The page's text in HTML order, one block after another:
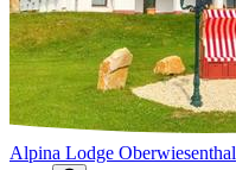
Alpina Lodge Oberwiesenthal